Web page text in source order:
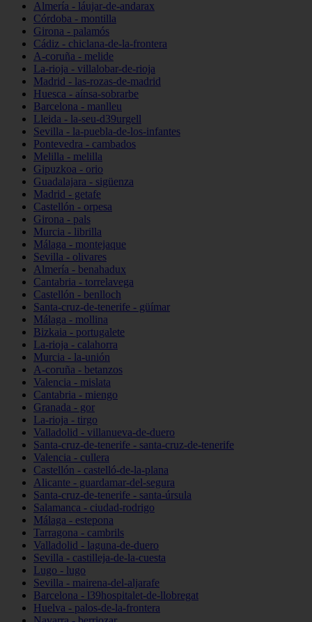
Almería - láujar-de-andarax
Córdoba - montilla
Girona - palamós
Cádiz - chiclana-de-la-frontera
A-coruña - melide
La-rioja - villalobar-de-rioja
Madrid - las-rozas-de-madrid
Huesca - aínsa-sobrarbe
Barcelona - manlleu
Lleida - la-seu-d39urgell
Sevilla - la-puebla-de-los-infantes
Pontevedra - cambados
Melilla - melilla
Gipuzkoa - orio
Guadalajara - sigüenza
Madrid - getafe
Castellón - orpesa
Girona - pals
Murcia - librilla
Málaga - montejaque
Sevilla - olivares
Almería - benahadux
Cantabria - torrelavega
Castellón - benlloch
Santa-cruz-de-tenerife - güímar
Málaga - mollina
Bizkaia - portugalete
La-rioja - calahorra
Murcia - la-unión
A-coruña - betanzos
Valencia - mislata
Cantabria - miengo
Granada - gor
La-rioja - tirgo
Valladolid - villanueva-de-duero
Santa-cruz-de-tenerife - santa-cruz-de-tenerife
Valencia - cullera
Castellón - castelló-de-la-plana
Alicante - guardamar-del-segura
Santa-cruz-de-tenerife - santa-úrsula
Salamanca - ciudad-rodrigo
Málaga - estepona
Tarragona - cambrils
Valladolid - laguna-de-duero
Sevilla - castilleja-de-la-cuesta
Lugo - lugo
Sevilla - mairena-del-aljarafe
Barcelona - l39hospitalet-de-llobregat
Huelva - palos-de-la-frontera